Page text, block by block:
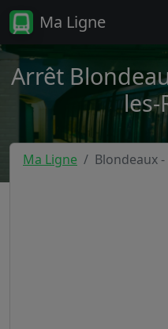
Ma Ligne
Arrêt
les-
Ma Ligne Blondeaux -